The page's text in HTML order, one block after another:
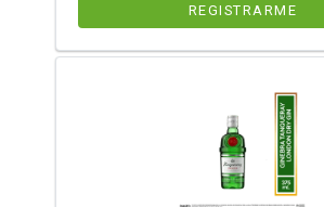
REGISTRARME